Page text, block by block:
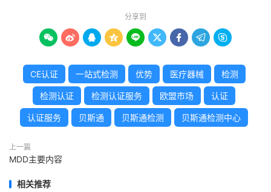
分享到
        
CE认证 一站式检测 优势 医疗器械 检测
检测认证 检测认证服务 欧盟市场 认证
认证服务 贝斯通 贝斯通检测 贝斯通检测中心
上一篇
MDD主要内容
相关推荐